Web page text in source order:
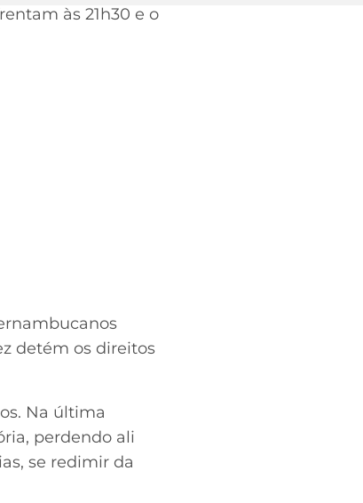
às 21h30 e o
detém os direitos
Na última
perdendo ali
se redimir da